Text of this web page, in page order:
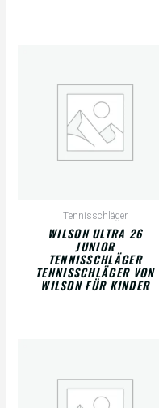
Tennisschläger
WILSON ULTRA 26
JUNIOR
TENNISSCHLÄGER
TENNISSCHLÄGER VON
WILSON FÜR KINDER